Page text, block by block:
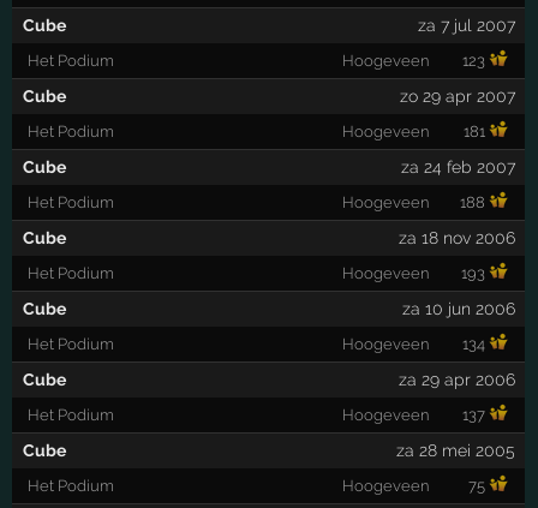
Cube za 7 jul 2007
Het Podium Hoogeveen 123
Cube zo 29 apr 2007
Het Podium Hoogeveen 181
Cube za 24 feb 2007
Het Podium Hoogeveen 188
Cube za 18 nov 2006
Het Podium Hoogeveen 193
Cube za 10 jun 2006
Het Podium Hoogeveen 134
Cube za 29 apr 2006
Het Podium Hoogeveen 137
Cube za 28 mei 2005
Het Podium Hoogeveen 75